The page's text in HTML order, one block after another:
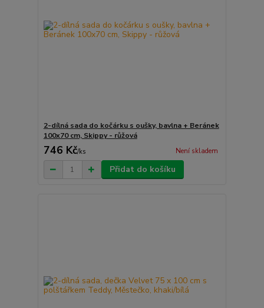
2-dílná sada do kočárku s oušky, bavlna + Beránek
100x70 cm, Skippy - růžová
746 Kč/ks Není skladem
Přidat do košíku